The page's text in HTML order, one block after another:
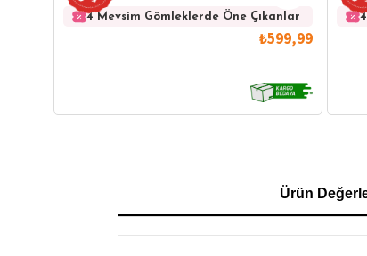
4 Mevsim Gömleklerde Öne Çıkanlar
₺599,99
Ürün